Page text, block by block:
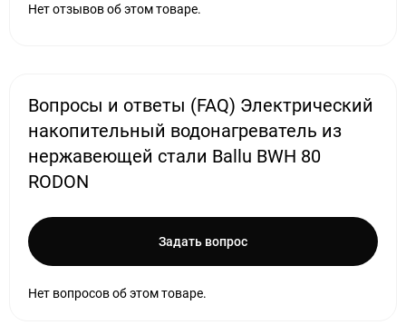
Нет отзывов об этом товаре.
Вопросы и ответы (FAQ) Электрический
накопительный водонагреватель из
нержавеющей стали Ballu BWH 80
RODON
Задать вопрос
Нет вопросов об этом товаре.